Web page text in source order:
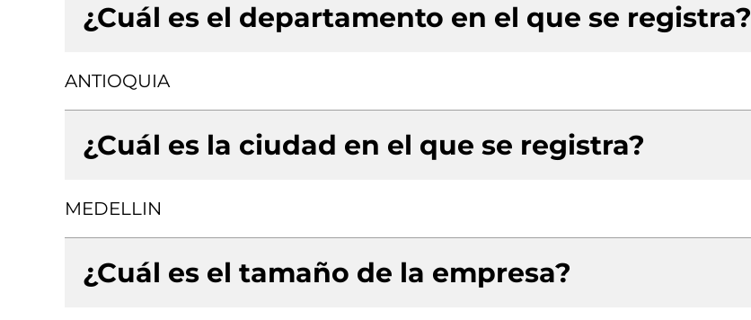
¿Cuál es el departamento en el que se registra?
ANTIOQUIA
¿Cuál es la ciudad en el que se registra?
MEDELLIN
¿Cuál es el tamaño de la empresa?